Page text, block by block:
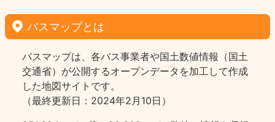
バスマップとは
バスマップは、各バス事業者や国土数値情報（国土
交通省）が公開するオープンデータを加工して作成
した地図サイトです。
（最終更新日：2024年2月10日）